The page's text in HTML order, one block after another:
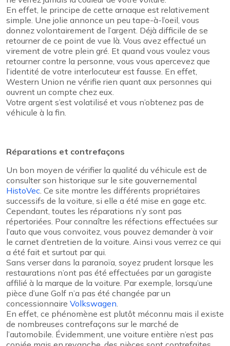
En effet, le principe de cette arnaque est relativement
simple. Une jolie annonce un peu tape-à-l’oeil, vous
donnez volontairement de l’argent. Déjà difficile de se
retourner de ce point de vue là. Vous avez effectué un
virement de votre plein gré. Et quand vous voulez vous
retourner contre la personne, vous vous apercevez que
l’identité de votre interlocuteur est fausse. En effet,
Western Union ne vérifie rien quant aux personnes qui
ouvrent un compte chez eux.
Votre argent s’est volatilisé et vous n’obtenez pas de
véhicule à la fin.
Réparations et contrefaçons
Un bon moyen de vérifier la qualité du véhicule est de
consulter son historique sur le site gouvernemental
HistoVec . Ce site montre les différents propriétaires
successifs de la voiture, si elle a été mise en gage etc.
Cependant, toutes les réparations n’y sont pas
répertoriées. Pour connaître les réfections effectuées sur
l’auto que vous convoitez, vous pouvez demander à voir
le carnet d’entretien de la voiture. Ainsi vous verrez ce qui
a été fait et surtout par qui.
Sans verser dans la paranoïa, soyez prudent lorsque les
restaurations n’ont pas été effectuées par un garagiste
affilié à la marque de la voiture. Par exemple, lorsqu’une
pièce d’une Golf n’a pas été changée par un
concessionnaire Volkswagen
En effet, ce phénomène est plutôt méconnu mais il existe
de nombreuses contrefaçons sur le marché de
l’automobile. Évidemment, une voiture entière n’est pas